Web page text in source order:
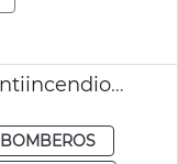
Reforzamiento vigilancia antiincendios Devesa València
BOMBEROS